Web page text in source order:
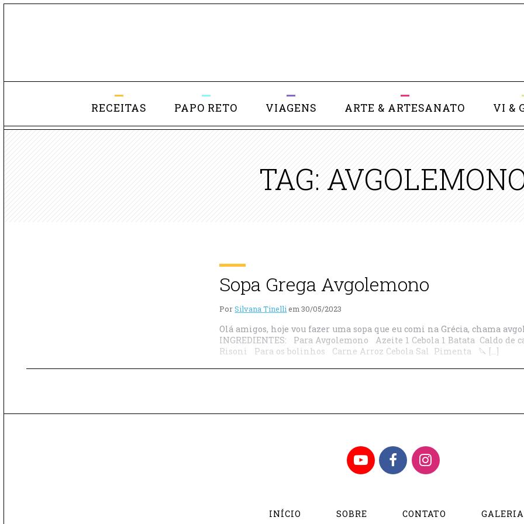
RECEITAS PAPO RETO VIAGENS ARTE & ARTESANATO VI &
TAG:
Sopa Grega Avgolemono
PorSilvana Tinelli em 30/05/2023
Olá amigos, hoje vou fazer uma sopa que eu comi na Grécia, chama
INGREDIENTES: Para Avgolemono Azeite 1 Cebola 1 Batata Caldo de
Risoni Para os bolinhos Carne Arroz Cebola Sal Pimenta 🔪 […]
YouTubeFacebookInstagram
INÍCIO SOBRE CONTATO GALERIA